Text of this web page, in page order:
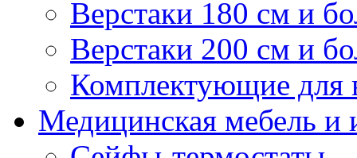
Верстаки 180 см и
Верстаки 200 см и
Комплектующие для
Медицинская мебель и